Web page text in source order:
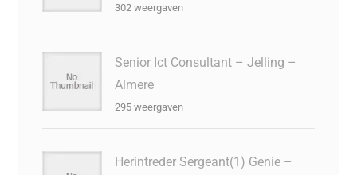
302 weergaven
Senior Ict Consultant – Jelling –
Almere
295 weergaven
Herintreder Sergeant(1) Genie –